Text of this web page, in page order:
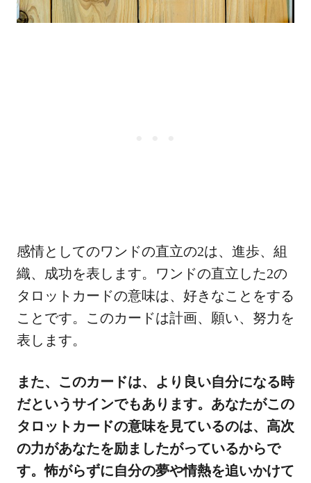
感情としてのワンドの直立の2は、進歩、組
織、成功を表します。ワンドの直立した2の
タロットカードの意味は、好きなことをする
ことです。このカードは計画、願い、努力を
表します。
また、このカードは、より良い自分になる時
だというサインでもあります。あなたがこの
タロットカードの意味を見ているのは、高次
の力があなたを励ましたがっているからで
す。怖がらずに自分の夢や情熱を追いかけて